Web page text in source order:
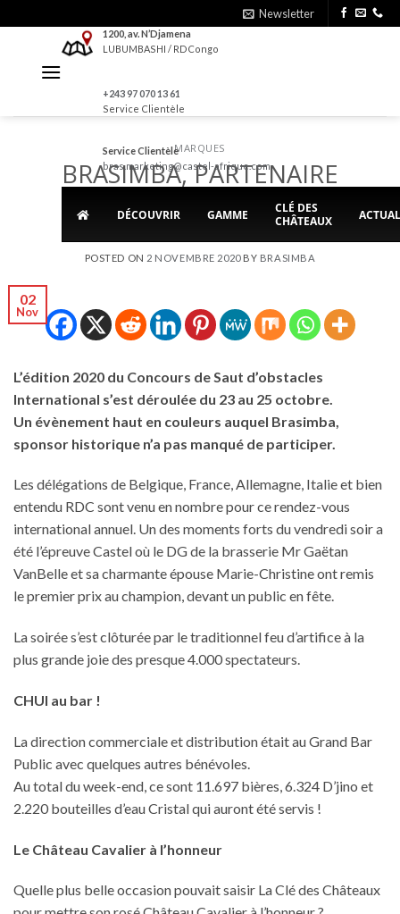
to
Newsletter
1200, av. N’Djamena
LUBUMBASHI / RDCongo
+243 97 070 13 61
Service Clientèle
Service Clientèle
bras.marketing@castel-afrique.com
DÉCOUVRIR GAMME
CLÉ DES
CHÂTEAUX
MARQUES
BRASIMBA, PARTENAIRE
HISTORIQUE DU CSI
POSTED ON 2 NOVEMBRE 2020 BY BRASIMBA
02
Nov
L’édition 2020 du Concours de Saut d’obstacles
International s’est déroulée du 23 au 25 octobre.
Un évènement haut en couleurs auquel Brasimba,
sponsor historique n’a pas manqué de participer.
Les délégations de Belgique, France, Allemagne, Italie et bien
entendu RDC sont venu en nombre pour ce rendez-vous
international annuel. Un des moments forts du vendredi soir a
été l’épreuve Castel où le DG de la brasserie Mr Gaëtan
VanBelle et sa charmante épouse Marie-Christine ont remis
le premier prix au champion, devant un public en fête.
La soirée s’est clôturée par le traditionnel feu d’artifice à la
plus grande joie des presque 4.000 spectateurs.
CHUI au bar !
La direction commerciale et distribution était au Grand Bar
Public avec quelques autres bénévoles.
Au total du week-end, ce sont 11.697 bières, 6.324 D’jino et
2.220 bouteilles d’eau Cristal qui auront été servis !
Le Château Cavalier à l’honneur
Quelle plus belle occasion pouvait saisir La Clé des Châteaux